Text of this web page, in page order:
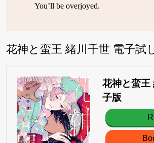
You’ll be overjoyed.
花神と蛮王 緒川千世 電子試
花神と蛮王
子版